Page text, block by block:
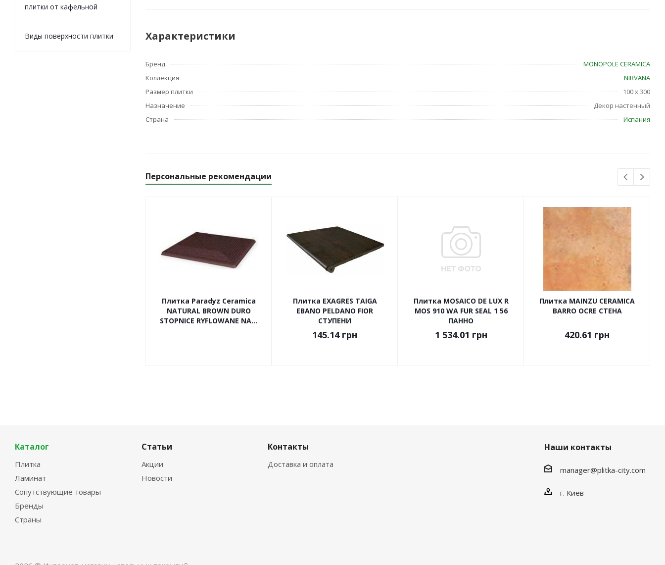
Характеристики
Бренд
MONOPOLE CERAMICA
Коллекция
NIRVANA
Размер плитки
100 x 300
Назначение
Декор настенный
Страна
Испания
Персональные рекомендации
Плитка Paradyz Ceramica
NATURAL BROWN DURO
STOPNICE RYFLOWANE NA...
Плитка EXAGRES TAIGA
EBANO PELDANO FIOR
СТУПЕНИ
145.14грн
Плитка MOSAICO DE LUX R
MOS 910 WA FUR SEAL 1 56
ПАННО
1 534.01 грн
Плитка MAINZU CERAMICA
BARRO OCRE СТЕНА
420.61 грн
плитки от кафельной
Виды поверхности плитки
Каталог
Плитка
Ламинат
Сопутствующие товары
Бренды
Страны
Статьи
Акции
Новости
Контакты
Доставка и оплата
Наши контакты
manager@plitka-city.com
г. Киев